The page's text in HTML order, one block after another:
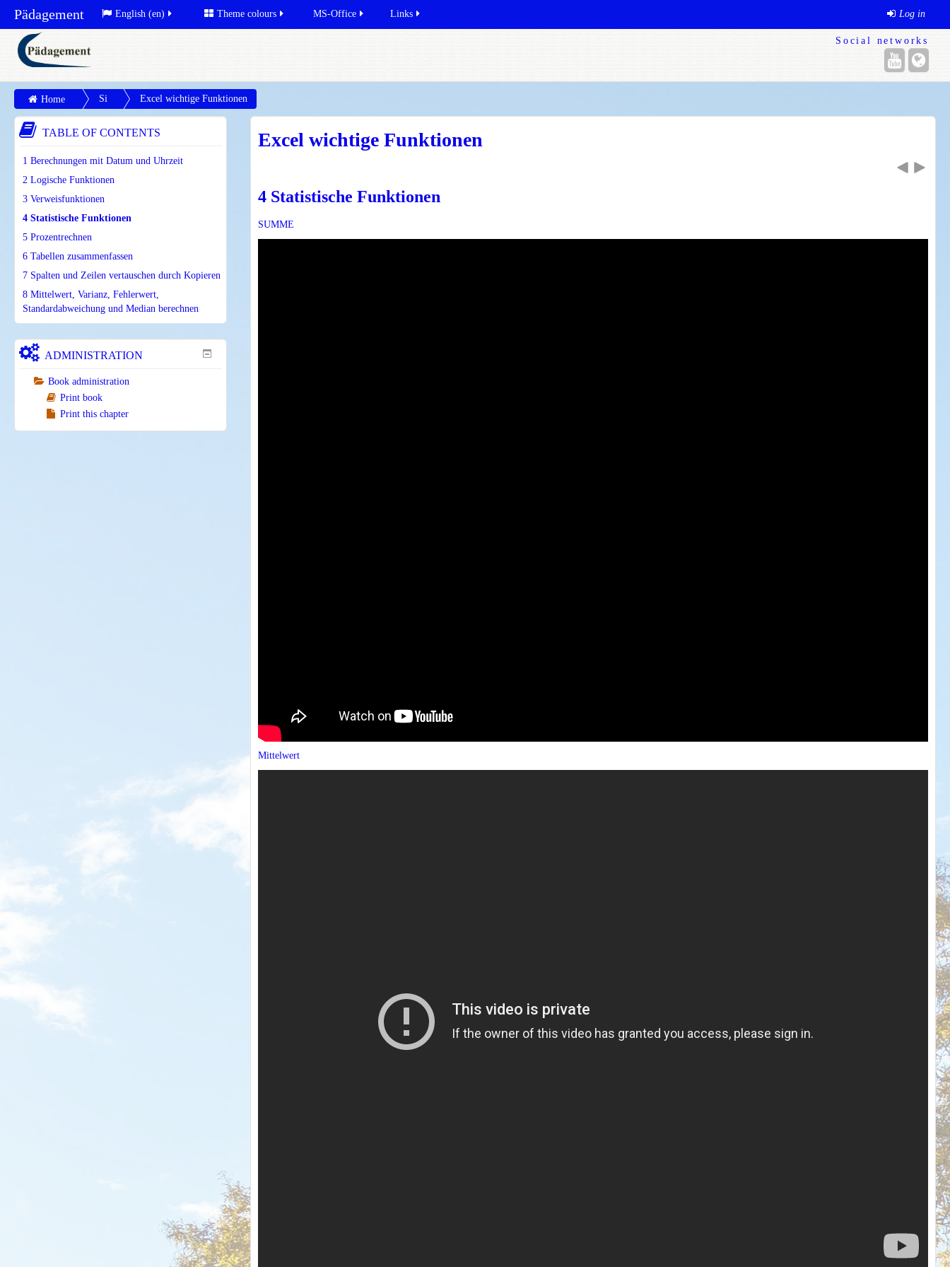
Social networks
Pädagement English (en) Theme colours MS-Office Links Log in
Home
Si
te
pa
ge
s
Excel wichtige Funktionen
Excel wichtige Funktionen
4 Statistische Funktionen
SUMME
Mittelwert
TABLE OF CONTENTS
1 Berechnungen mit Datum und Uhrzeit
2 Logische Funktionen
3 Verweisfunktionen
4 Statistische Funktionen
5 Prozentrechnen
6 Tabellen zusammenfassen
7 Spalten und Zeilen vertauschen durch Kopieren
8 Mittelwert, Varianz, Fehlerwert,
Standardabweichung und Median berechnen
ADMINISTRATION
Book administration
Print book
Print this chapter